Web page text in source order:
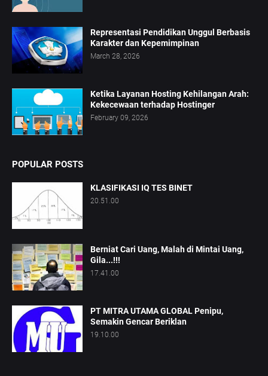
Representasi Pendidikan Unggul Berbasis
Karakter dan Kepemimpinan
March 28, 2026
Ketika Layanan Hosting Kehilangan Arah:
Kekecewaan terhadap Hostinger
February 09, 2026
POPULAR POSTS
KLASIFIKASI IQ TES BINET
20.51.00
Berniat Cari Uang, Malah di Mintai Uang,
Gila...!!!
17.41.00
PT MITRA UTAMA GLOBAL Penipu,
Semakin Gencar Beriklan
19.10.00